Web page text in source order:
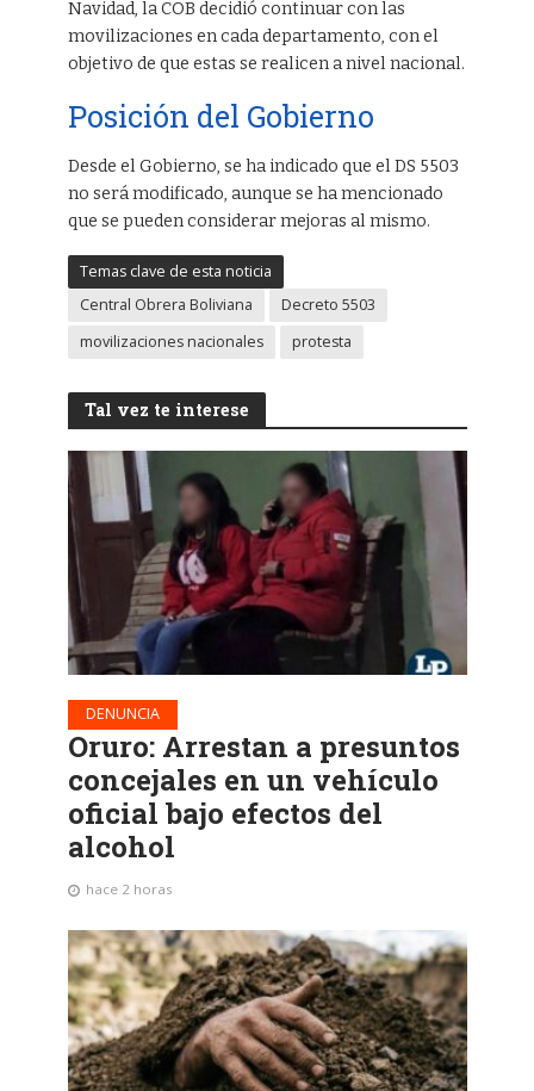
Navidad, la COB decidió continuar con las
movilizaciones en cada departamento, con el
objetivo de que estas se realicen a nivel nacional.
Posición del Gobierno
Desde el Gobierno, se ha indicado que el DS 5503
no será modificado, aunque se ha mencionado
que se pueden considerar mejoras al mismo.
Temas clave de esta noticia
Central Obrera Boliviana
Decreto 5503
movilizaciones nacionales
protesta
Tal vez te interese
DENUNCIA
Oruro: Arrestan a presuntos
concejales en un vehículo
oficial bajo efectos del
alcohol
hace 2 horas